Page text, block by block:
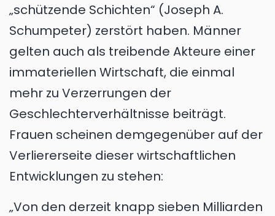
„schützende Schichten“ (Joseph A.
Schumpeter) zerstört haben. Männer
gelten auch als treibende Akteure einer
immateriellen Wirtschaft, die einmal
mehr zu Verzerrungen der
Geschlechterverhältnisse beiträgt.
Frauen scheinen demgegenüber auf der
Verliererseite dieser wirtschaftlichen
Entwicklungen zu stehen:
„Von den derzeit knapp sieben Milliarden